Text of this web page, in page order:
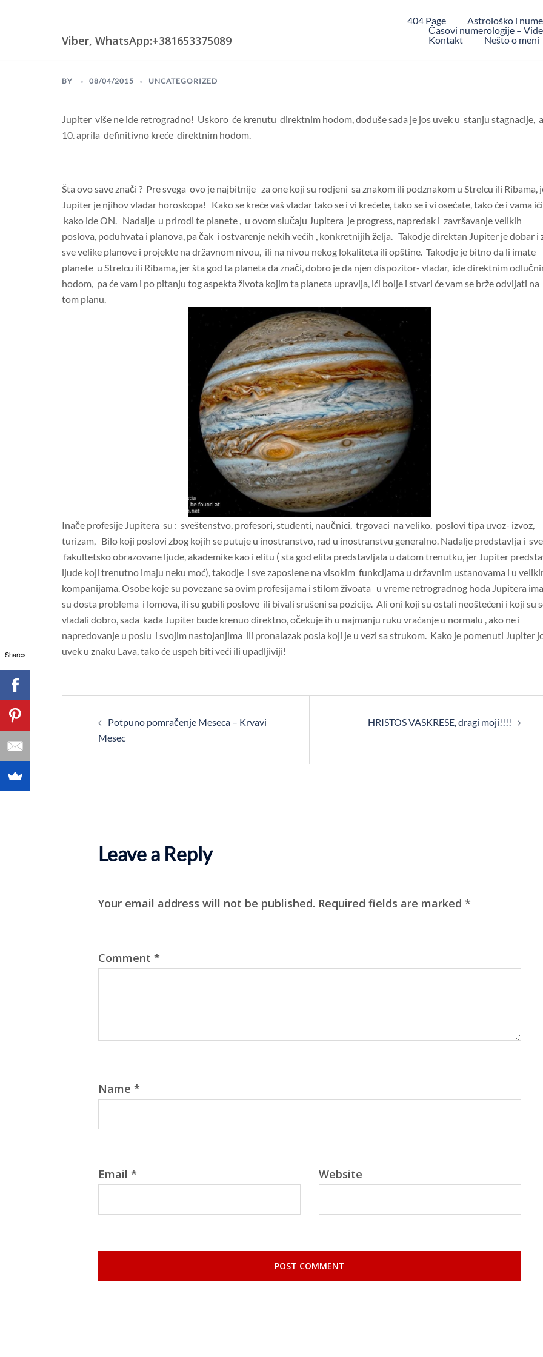
Viber, WhatsApp:+381653375089
404 Page Astrološko i
Časovi numerologije –
Kontakt
Nešto o meni
BY 08/04/2015 UNCATEGORIZED
Jupiter više ne ide retrogradno! Uskoro će krenutu direktnim hodom, doduše sada je jos uvek u stanju stagnacije,
10. aprila definitivno kreće direktnim hodom.
Šta ovo save znači ? Pre svega ovo je najbitnije za one koji su rodjeni sa znakom ili podznakom u Strelcu ili Ribama,
Jupiter je njihov vladar horoskopa! Kako se kreće vaš vladar tako se i vi krećete, tako se i vi osećate, tako će i vama
kako ide ON. Nadalje u prirodi te planete , u ovom slučaju Jupitera je progress, napredak i završavanje velikih
poslova, poduhvata i planova, pa čak i ostvarenje nekih većih , konkretnijih želja. Takodje direktan Jupiter je dobar i
sve velike planove i projekte na državnom nivou, ili na nivou nekog lokaliteta ili opštine. Takodje je bitno da li imate
planete u Strelcu ili Ribama, jer šta god ta planeta da znači, dobro je da njen dispozitor- vladar, ide direktnim
hodom, pa će vam i po pitanju tog aspekta života kojim ta planeta upravlja, ići bolje i stvari će vam se brže odvijati na
tom planu.
Inače profesije Jupitera su : sveštenstvo, profesori, studenti, naučnici, trgovaci na veliko, poslovi tipa uvoz- izvoz,
turizam, Bilo koji poslovi zbog kojih se putuje u inostranstvo, rad u inostranstvu generalno. Nadalje predstavlja i sve
fakultetsko obrazovane ljude, akademike kao i elitu ( sta god elita predstavljala u datom trenutku, jer Jupiter
ljude koji trenutno imaju neku moć), takodje i sve zaposlene na visokim funkcijama u državnim ustanovama i u
kompanijama. Osobe koje su povezane sa ovim profesijama i stilom živoata u vreme retrogradnog hoda Jupitera
su dosta problema i lomova, ili su gubili poslove ili bivali srušeni sa pozicije. Ali oni koji su ostali neoštećeni i koji su
vladali dobro, sada kada Jupiter bude krenuo direktno, očekuje ih u najmanju ruku vraćanje u normalu , ako ne i
napredovanje u poslu i svojim nastojanjima ili pronalazak posla koji je u vezi sa strukom. Kako je pomenuti Jupiter
uvek u znaku Lava, tako će uspeh biti veći ili upadljiviji!
navigation
Potpuno pomračenje Meseca – Krvavi
Mesec
HRISTOS VASKRESE, dragi moji!!!!
Leave a Reply
Your email address will not be published. Required fields are marked *
Comment *
Name *
Email * Website
Shares